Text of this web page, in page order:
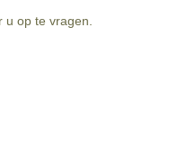
op te vragen.